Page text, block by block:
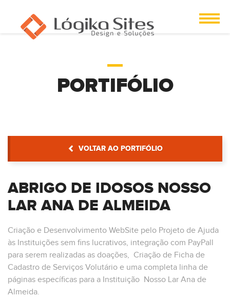
PORTIFÓLIO
VOLTAR AO PORTIFÓLIO
ABRIGO DE IDOSOS NOSSO
LAR ANA DE ALMEIDA
Criação e Desenvolvimento WebSite pelo Projeto de Ajuda
às Instituições sem fins lucrativos, integração com PayPall
para serem realizadas as doações, Criação de Ficha de
Cadastro de Serviços Volutário e uma completa linha de
páginas específicas para a Instituição Nosso Lar Ana de
Almeida.